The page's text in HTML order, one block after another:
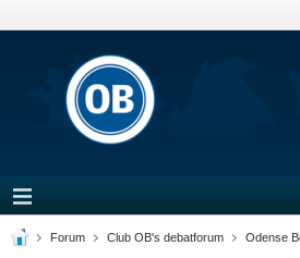
Forum Club OB's debatforum Odense